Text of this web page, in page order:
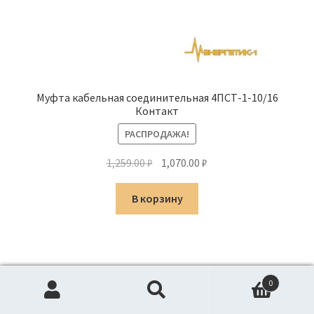
Муфта кабельная соединительная 4ПСТ-1-10/16
Контакт
РАСПРОДАЖА!
1,259.00₽ Первоначальная
составляла
1,259.00 ₽.
1,070.00₽
В корзину
0